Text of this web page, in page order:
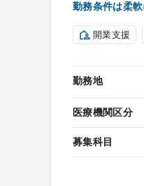
勤務条件は柔
開業支援
勤務地
医療機関区分
募集科目